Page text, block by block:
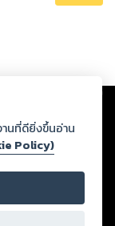
ละเมิดสิทธิใน
ลธรรม ดังนั้น ผู้อ่าน
ละหากท่านพบว่าส่วน
ท เพื่อทีมงานจะได้
ามพระราชบัญญัติ
นที่ดียิ่งขึ้นอ่าน
Policy)